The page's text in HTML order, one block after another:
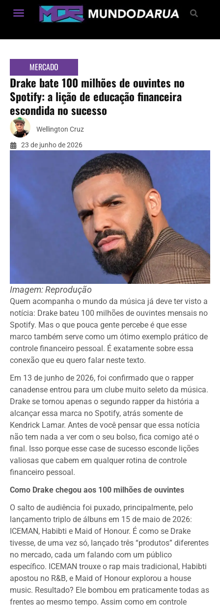
MERCADO
Drake bate 100 milhões de ouvintes no
Spotify: a lição de educação financeira
escondida no sucesso
Wellington Cruz
23 de junho de 2026
Imagem: Reprodução
Quem acompanha o mundo da música já deve ter visto a
notícia: Drake bateu 100 milhões de ouvintes mensais no
Spotify. Mas o que pouca gente percebe é que esse
marco também serve como um ótimo exemplo prático de
controle financeiro pessoal. É exatamente sobre essa
conexão que eu quero falar neste texto.
Em 13 de junho de 2026, foi confirmado que o rapper
canadense entrou para um clube muito seleto da música.
Drake se tornou apenas o segundo rapper da história a
alcançar essa marca no Spotify, atrás somente de
Kendrick Lamar. Antes de você pensar que essa notícia
não tem nada a ver com o seu bolso, fica comigo até o
final. Isso porque esse case de sucesso esconde lições
valiosas que cabem em qualquer rotina de controle
financeiro pessoal.
Como Drake chegou aos 100 milhões de ouvintes
O salto de audiência foi puxado, principalmente, pelo
lançamento triplo de álbuns em 15 de maio de 2026:
ICEMAN, Habibti e Maid of Honour. É como se Drake
tivesse, de uma vez só, lançado três “produtos” diferentes
no mercado, cada um falando com um público
específico. ICEMAN trouxe o rap mais tradicional, Habibti
apostou no R&B, e Maid of Honour explorou a house
music. Resultado? Ele bombou em praticamente todas as
frentes ao mesmo tempo. Assim como em controle